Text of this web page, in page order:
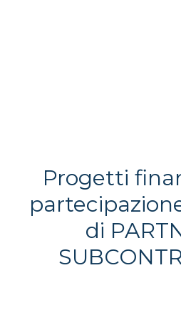
Progetti
di